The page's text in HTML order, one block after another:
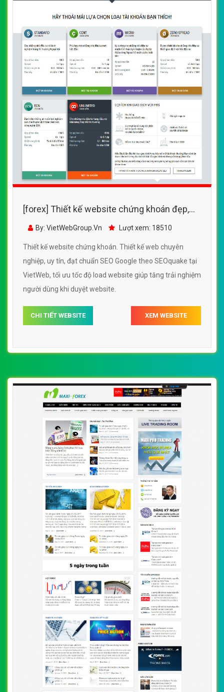
[forex] Thiết kế website chứng khoán đẹp,
chuyên nghiệp chuẩn SEO
By: VietWebGroup.Vn Lượt xem: 18510
Thiết kế website chứng khoán. Thiết kế web chuyên
nghiệp, uy tín, đạt chuẩn SEO Google theo SEOquake tại
VietWeb, tối ưu tốc độ load website giúp tăng trải nghiệm
người dùng khi duyệt website.
CHI TIẾT WEBSITE XEM WEBSITE